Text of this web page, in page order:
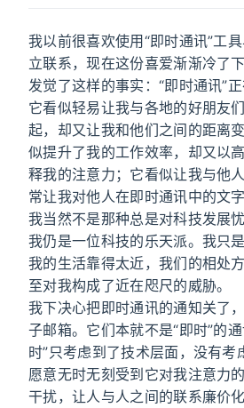
我以前很喜欢使用“即时通讯”工
立联系，现在这份喜爱渐渐冷了
发觉了这样的事实：“即时通讯”正
它看似轻易让我与各地的好朋友
起，却又让我和他们之间的距离
似提升了我的工作效率，却又以
释我的注意力；它看似让我与他
常让我对他人在即时通讯中的文
我当然不是那种总是对科技发展
我仍是一位科技的乐天派。我只
我的生活靠得太近，我们的相处
至对我构成了近在咫尺的威胁。
我下决心把即时通讯的通知关了
子邮箱。它们本就不是“即时”的
时”只考虑到了技术层面，没有考
愿意无时无刻受到它对我注意力
干扰，让人与人之间的联系廉价